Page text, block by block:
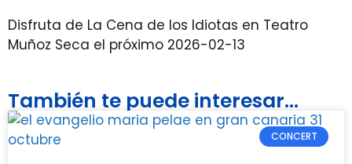
Disfruta de La Cena de los Idiotas en Teatro
Muñoz Seca el próximo 2026-02-13
También te puede interesar...
CONCERT